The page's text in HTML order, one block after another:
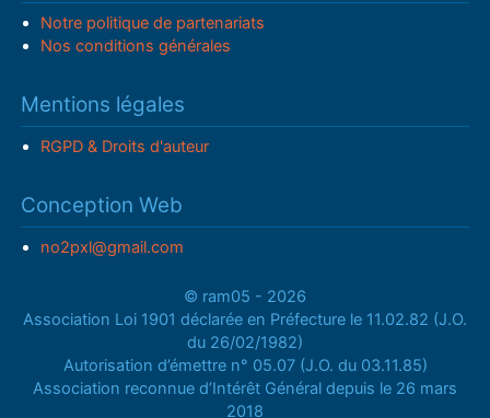
Notre politique de partenariats
Nos conditions générales
Mentions légales
RGPD & Droits d'auteur
Conception Web
no2pxl@gmail.com
© ram05 - 2026
Association Loi 1901 déclarée en Préfecture le 11.02.82 (J.O.
du 26/02/1982)
Autorisation d’émettre n° 05.07 (J.O. du 03.11.85)
Association reconnue d’Intérêt Général depuis le 26 mars
2018